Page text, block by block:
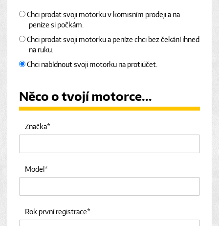
Chci prodat svoji motorku v komisním prodeji a na
peníze si počkám.
Chci prodat svoji motorku a peníze chci bez čekání ihned
na ruku.
Chci nabídnout svoji motorku na protiúčet.
Něco o tvojí motorce...
Značka
Model
Rok první registrace